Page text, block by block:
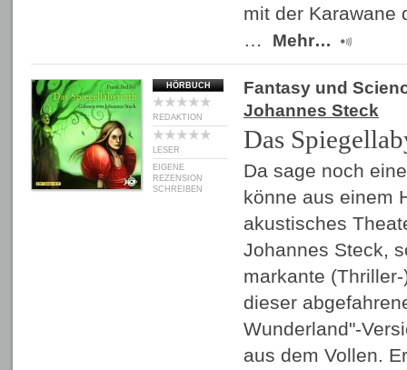
mit der Karawane
…
Mehr…
HÖRBUCH
REDAKTION
LESER
EIGENE
REZENSION
SCHREIBEN
Fantasy und
Johannes Steck
Das
Da sage noch
könne aus einem
akustisches
Johannes Steck,
markante
dieser
Wunderland"-
aus dem Vollen.